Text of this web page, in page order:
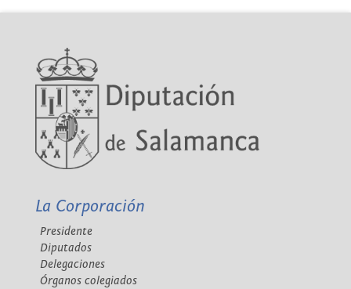
La Corporación
Presidente
Diputados
Delegaciones
Órganos colegiados